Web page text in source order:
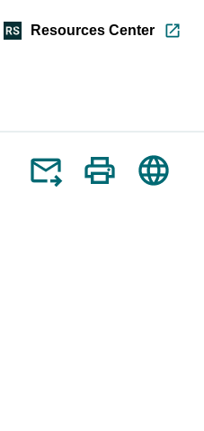
Resources Center